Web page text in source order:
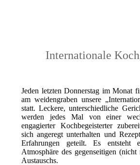
Internationale
Jeden letzten Donnerstag im Monat
am weidengraben unsere
statt. Leckere, unterschiedliche
werden jedes Mal von einer
engagierter Kochbegeisterter
sich angeregt unterhalten und
Erfahrungen geteilt. Es entsteht
Atmosphäre des gegenseitigen
Austauschs.